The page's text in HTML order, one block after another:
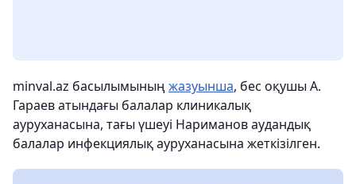
minval.az басылымының жазуынша, бес оқушы А.
Гараев атындағы балалар клиникалық
ауруханасына, тағы үшеуі Нариманов аудандық
балалар инфекциялық ауруханасына жеткізілген.